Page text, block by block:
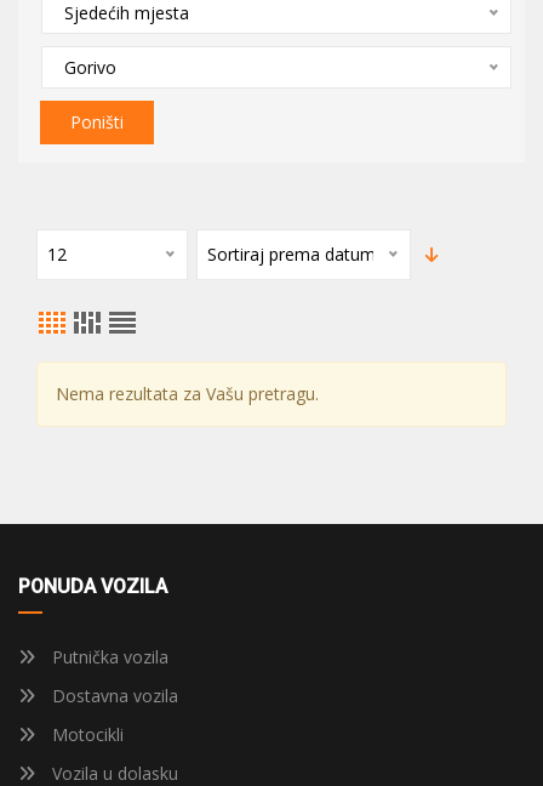
Sjedećih mjesta
Gorivo
Poništi
12 Sortiraj prema datumu
Nema rezultata za Vašu pretragu.
PONUDA VOZILA
Putnička vozila
Dostavna vozila
Motocikli
Vozila u dolasku